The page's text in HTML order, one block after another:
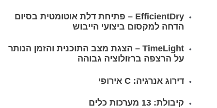
EfficientDry – פתיחת דלת אוטומטית בסיום
הדחה למקסום ביצועי הייבוש
TimeLight – הצגת מצב התוכנית והזמן הנותר
על הרצפה ברזולוציה גבוהה
דירוג אנרגיה: C אירופי
קיבולת: 13 מערכות כלים